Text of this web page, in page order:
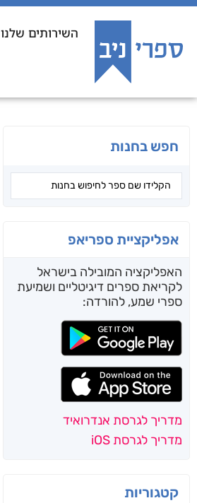
השירותים שלנו
חפש בחנות
אפליקציית ספריאפ
האפליקציה המובילה בישראל
לקריאת ספרים דיגיטליים ושמיעת
ספרי שמע, להורדה:
מדריך לגרסת אנדרואיד
מדריך לגרסת iOS
קטגוריות